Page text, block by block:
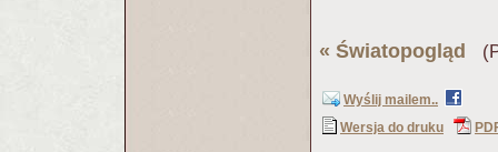
« Światopogląd
Wyślij mailem..
Wersja do druku